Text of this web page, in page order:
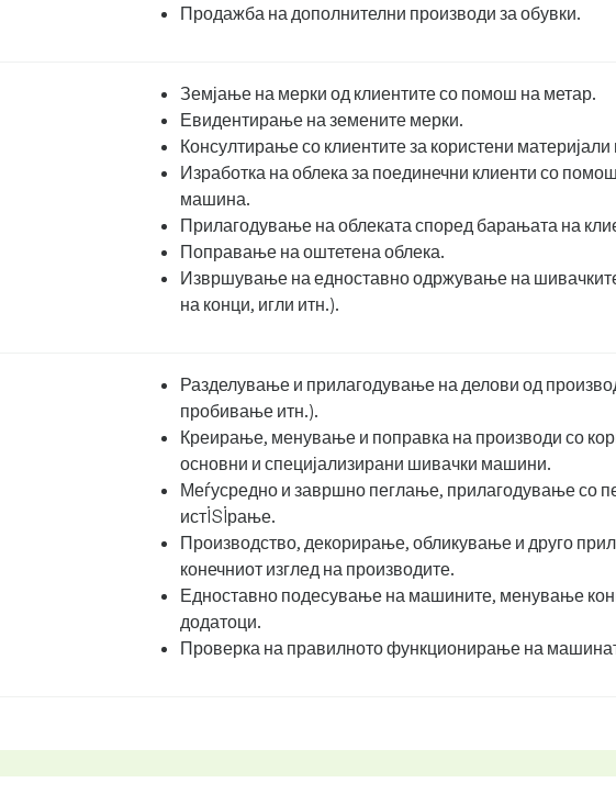
Продажба на дополнителни производи за обувки.
Земјање на мерки од клиентите со помош на метар.
Евидентирање на земените мерки.
Консултирање со клиентите за користени материјали
Изработка на облека за поединечни клиенти со
машина.
Прилагодување на облеката според барањата на
Поправање на оштетена облека.
Извршување на едноставно одржување на
на конци, игли итн.).
Разделување и прилагодување на делови од
пробивање итн.).
Креирање, менување и поправка на производи со
основни и специјализирани шивачки машини.
Меѓусредно и завршно пеглање, прилагодување со
истİSİрање.
Производство, декорирање, обликување и друго
конечниот изглед на производите.
Едноставно подесување на машините, менување
додатоци.
Проверка на правилното функционирање на